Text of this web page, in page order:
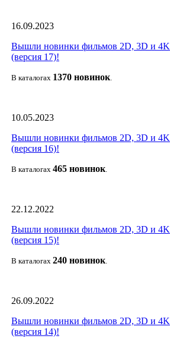
16.09.2023
Вышли новинки фильмов 2D, 3D и 4K
(версия 17)!
В каталогах 1370 новинок.
10.05.2023
Вышли новинки фильмов 2D, 3D и 4K
(версия 16)!
В каталогах 465 новинок.
22.12.2022
Вышли новинки фильмов 2D, 3D и 4K
(версия 15)!
В каталогах 240 новинок.
26.09.2022
Вышли новинки фильмов 2D, 3D и 4K
(версия 14)!